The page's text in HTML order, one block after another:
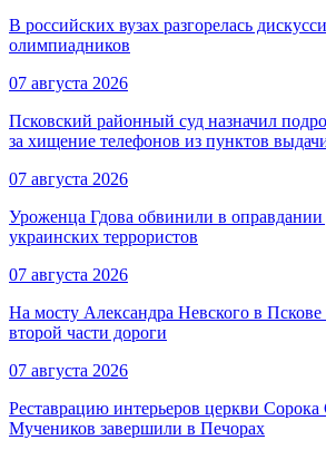
В российских вузах разгорелась
олимпиадников
07 августа 2026
Псковский районный суд назначил
за хищение телефонов из пунктов
07 августа 2026
Уроженца Гдова обвинили в оправдании
украинских террористов
07 августа 2026
На мосту Александра Невского в Пскове
второй части дороги
07 августа 2026
Реставрацию интерьеров церкви Сорока
Мучеников завершили в Печорах